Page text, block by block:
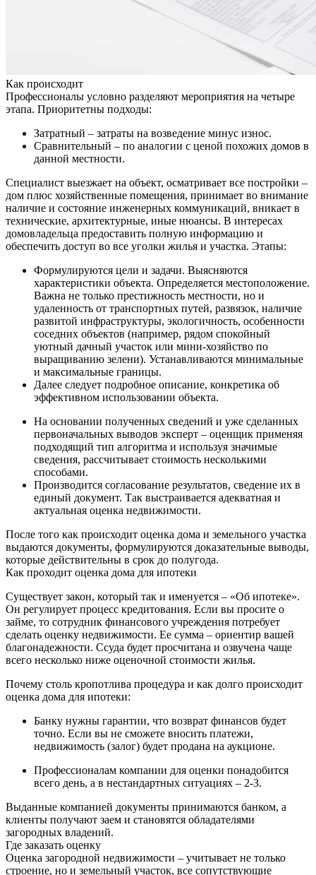
Как происходит
Профессионалы условно разделяют мероприятия на четыре
этапа. Приоритетны подходы:
Затратный – затраты на возведение минус износ.
Сравнительный – по аналогии с ценой похожих домов в
данной местности.
Специалист выезжает на объект, осматривает все постройки –
дом плюс хозяйственные помещения, принимает во внимание
наличие и состояние инженерных коммуникаций, вникает в
технические, архитектурные, иные нюансы. В интересах
домовладельца предоставить полную информацию и
обеспечить доступ во все уголки жилья и участка. Этапы:
Формулируются цели и задачи. Выясняются
характеристики объекта. Определяется местоположение.
Важна не только престижность местности, но и
удаленность от транспортных путей, развязок, наличие
развитой инфраструктуры, экологичность, особенности
соседних объектов (например, рядом спокойный
уютный дачный участок или мини-хозяйство по
выращиванию зелени). Устанавливаются минимальные
и максимальные границы.
Далее следует подробное описание, конкретика об
эффективном использовании объекта.
На основании полученных сведений и уже сделанных
первоначальных выводов эксперт – оценщик применяя
подходящий тип алгоритма и используя значимые
сведения, рассчитывает стоимость несколькими
способами.
Производится согласование результатов, сведение их в
единый документ. Так выстраивается адекватная и
актуальная оценка недвижимости.
После того как происходит оценка дома и земельного участка
выдаются документы, формулируются доказательные выводы,
которые действительны в срок до полугода.
Как проходит оценка дома для ипотеки
Существует закон, который так и именуется – «Об ипотеке».
Он регулирует процесс кредитования. Если вы просите о
займе, то сотрудник финансового учреждения потребует
сделать оценку недвижимости. Ее сумма – ориентир вашей
благонадежности. Ссуда будет просчитана и озвучена чаще
всего несколько ниже оценочной стоимости жилья.
Почему столь кропотлива процедура и как долго происходит
оценка дома для ипотеки:
Банку нужны гарантии, что возврат финансов будет
точно. Если вы не сможете вносить платежи,
недвижимость (залог) будет продана на аукционе.
Профессионалам компании для оценки понадобится
всего день, а в нестандартных ситуациях – 2-3.
Выданные компанией документы принимаются банком, а
клиенты получают заем и становятся обладателями
загородных владений.
Где заказать оценку
Оценка загородной недвижимости – учитывает не только
строение, но и земельный участок, все сопутствующие